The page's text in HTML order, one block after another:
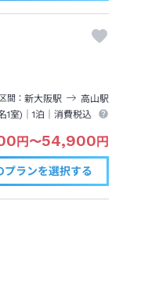
間 新大阪駅 高山駅
1室)｜1泊 ｜消費税込
円〜54,900円
プランを選択する